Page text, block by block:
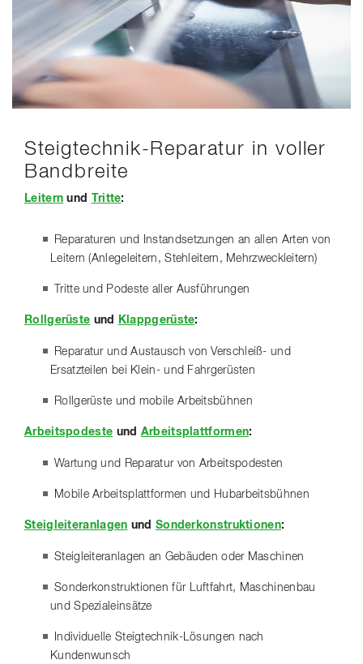
Steigtechnik-Reparatur in voller
Bandbreite
Leitern und Tritte:
Reparaturen und Instandsetzungen an allen Arten von
Leitern (Anlegeleitern, Stehleitern, Mehrzweckleitern)
Tritte und Podeste aller Ausführungen
Rollgerüste und Klappgerüste:
Reparatur und Austausch von Verschleiß- und
Ersatzteilen bei Klein- und Fahrgerüsten
Rollgerüste und mobile Arbeitsbühnen
Arbeitspodeste und Arbeitsplattformen:
Wartung und Reparatur von Arbeitspodesten
Mobile Arbeitsplattformen und Hubarbeitsbühnen
Steigleiteranlagen und Sonderkonstruktionen:
Steigleiteranlagen an Gebäuden oder Maschinen
Sonderkonstruktionen für Luftfahrt, Maschinenbau
und Spezialeinsätze
Individuelle Steigtechnik-Lösungen nach
Kundenwunsch